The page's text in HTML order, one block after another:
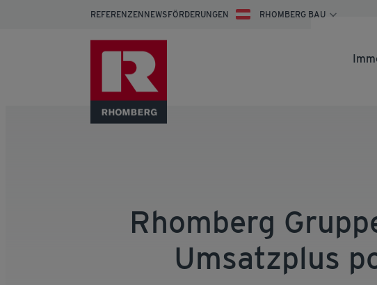
REFERENZENNEWSFÖRDERUNGEN RHOMBERG BAU
Rhomberg
Umsatzplus